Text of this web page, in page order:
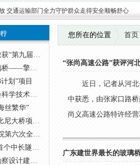
输部门全力守护群众走得安全顺畅舒心 广东千
山西交通科研院申俊敏获“第九届中国公路青年科技奖”
广东建世界最长的玻璃桥——擎天玻璃桥，超越张家界，打破吉尼斯纪录
划”项目
2013年度中国公路学会科学技术奖获奖项目名单
丝繁华”
赤道几内亚波隆多-恩比尼大桥项目及蒙戈莫-埃比贝因道路项目获评2014—2015年度国家优质工程奖
交通部推荐参评“国务院第六次全国民族团结进步表彰大会模范集体和模范个人”名单
鲁南高铁再传好消息 首个中长隧道顺利贯通
新一届全国水运工程勘察设计建造大师揭晓
您所在的位置 首页
“张尚高速公路”获评河
近日，记者从河
中获悉，由张家口路
尚义高速公路特许经
广东建世界最长的玻璃